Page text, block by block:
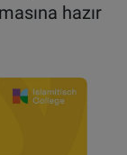
hazır